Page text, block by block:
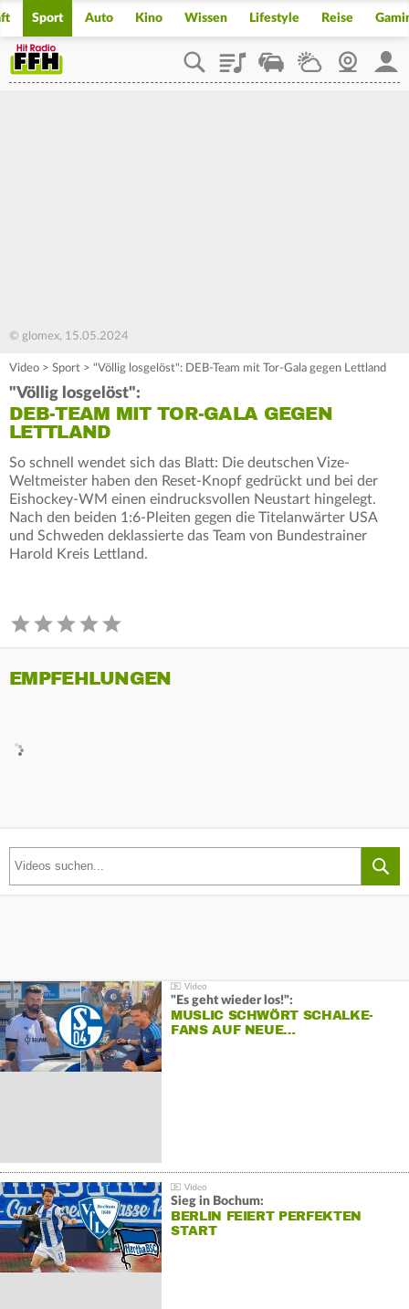
Sport Auto Kino Wissen Lifestyle Reise
PlaylistStaupilotWetterWebcam
© glomex, 15.05.2024
Video > Sport > "Völlig losgelöst": DEB-Team mit Tor-Gala gegen Lettland
"Völlig losgelöst":
DEB-TEAM MIT TOR-GALA GEGEN
LETTLAND
So schnell wendet sich das Blatt: Die deutschen Vize-
Weltmeister haben den Reset-Knopf gedrückt und bei der
Eishockey-WM einen eindrucksvollen Neustart hingelegt.
Nach den beiden 1:6-Pleiten gegen die Titelanwärter USA
und Schweden deklassierte das Team von Bundestrainer
Harold Kreis Lettland.
EMPFEHLUNGEN
"Es geht wieder los!":
MUSLIC SCHWÖRT SCHALKE-
FANS AUF NEUE…
Sieg in Bochum:
BERLIN FEIERT PERFEKTEN
START